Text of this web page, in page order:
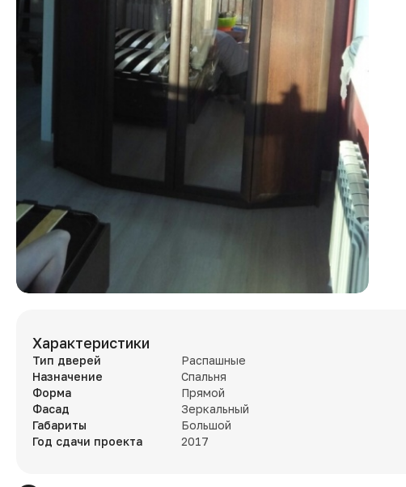
Характеристики
Тип дверей
Распашные
Назначение
Спальня
Форма
Прямой
Фасад
Зеркальный
Габариты
Большой
Год сдачи проекта
2017